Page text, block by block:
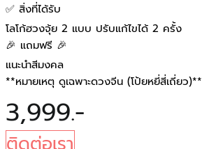
✅ สิ่งที่ได้รับ
โลโก้ฮวงจุ้ย 2 แบบ ปรับแก้ไขได้ 2 ครั้ง
🎉 แถมฟรี 🎉
แนะนำสีมงคล
**หมายเหตุ ดูเฉพาะดวงจีน (โป้ยหยี่สี่เถี่ยว)**
3,999.-